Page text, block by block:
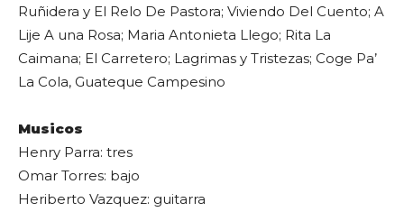
Ruñidera y El Relo De Pastora; Viviendo Del Cuento; A
Lije A una Rosa; Maria Antonieta Llego; Rita La
Caimana; El Carretero; Lagrimas y Tristezas; Coge Pa’
La Cola, Guateque Campesino
Musicos
Henry Parra: tres
Omar Torres: bajo
Heriberto Vazquez: guitarra